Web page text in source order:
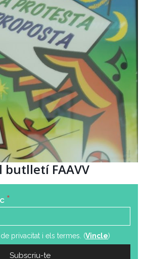
butlletí FAAVV
*
privacitat i els termes. (Vincle)